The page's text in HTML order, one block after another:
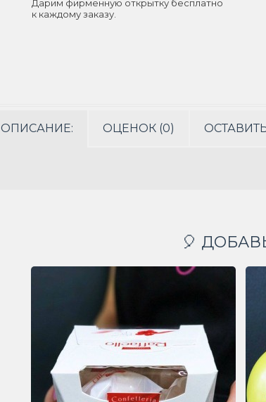
Дарим фирменную открытку бесплатно
к каждому заказу.
ОПИСАНИЕ: ОЦЕНОК (0)
🎈